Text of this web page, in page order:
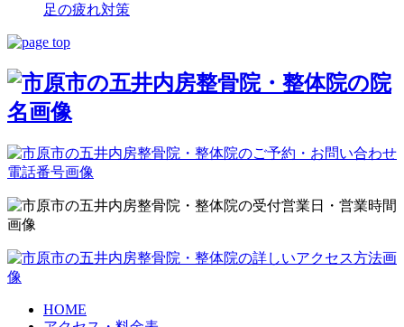
足の疲れ対策
HOME